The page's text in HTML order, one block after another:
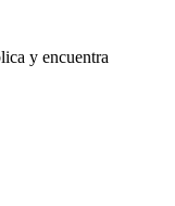
y encuentra